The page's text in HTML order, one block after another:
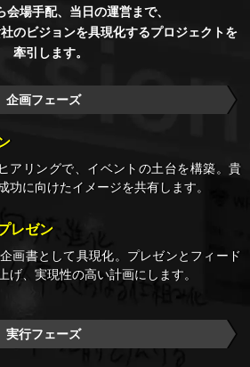
会場手配、当日の運営まで、
のビジョンを具現化するプロジェクトを
牽引します。
企画フェーズ
アリングで、イベントの土台を構築。貴
功に向けたイメージを共有します。
レゼン
画書として具現化。プレゼンとフィード
げ、実現性の高い計画にします。
実行フェーズ